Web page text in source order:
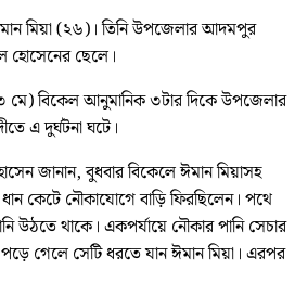
মিয়া (২৬)। তিনি উপজেলার আদমপুর
হোসেনের ছেলে।
বিকেল আনুমানিক ৩টার দিকে উপজেলার
এ দুর্ঘটনা ঘটে।
জানান, বুধবার বিকেলে ঈমান মিয়াসহ
কেটে নৌকাযোগে বাড়ি ফিরছিলেন। পথে
থাকে। একপর্যায়ে নৌকার পানি সেচার
গেলে সেটি ধরতে যান ঈমান মিয়া। এরপর